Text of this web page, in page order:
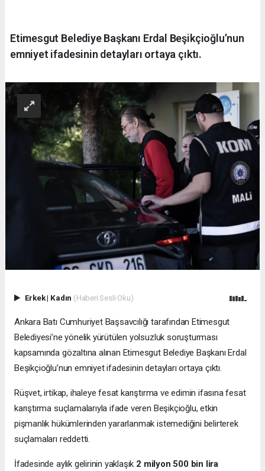
Etimesgut Belediye Başkanı Erdal Beşikçioğlu’nun
emniyet ifadesinin detayları ortaya çıktı.
Erkek| Kadın (Haberi Sesli Oku)
Ankara Batı Cumhuriyet Başsavcılığı tarafından Etimesgut
Belediyesi’ne yönelik yürütülen yolsuzluk soruşturması
kapsamında gözaltına alınan Etimesgut Belediye Başkanı Erdal
Beşikçioğlu’nun emniyet ifadesinin detayları ortaya çıktı.
Rüşvet, irtikap, ihaleye fesat karıştırma ve edimin ifasına fesat
karıştırma suçlamalarıyla ifade veren Beşikçioğlu, etkin
pişmanlık hükümlerinden yararlanmak istemediğini belirterek
suçlamaları reddetti.
İfadesinde aylık gelirinin yaklaşık 2 milyon 500 bin lira